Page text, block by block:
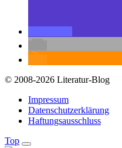
© 2008-2026 Literatur-Blog
Impressum
Datenschutzerklärung
Haftungsausschluss
Top